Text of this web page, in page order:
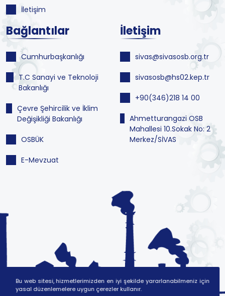
İletişim
Bağlantılar
Cumhurbaşkanlığı
T.C Sanayi ve Teknoloji
Bakanlığı
Çevre Şehircilik ve İklim
Değişikliği Bakanlığı
OSBÜK
E-Mevzuat
İletişim
sivas@sivasosb.org.tr
sivasosb@hs02.kep.tr
+90(346)218 14 00
Ahmetturangazi OSB
Mahallesi 10.Sokak No: 2
Merkez/SİVAS
Bu web sitesi, hizmetlerimizden en iyi şekilde yararlanabilmeniz için
yasal düzenlemelere uygun çerezler kullanır.